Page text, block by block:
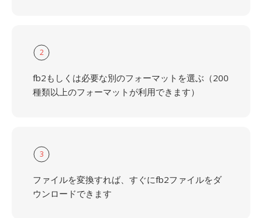
2
fb2もしくは必要な別のフォーマットを選ぶ（200
種類以上のフォーマットが利用できます）
3
ファイルを変換すれば、すぐにfb2ファイルをダ
ウンロードできます